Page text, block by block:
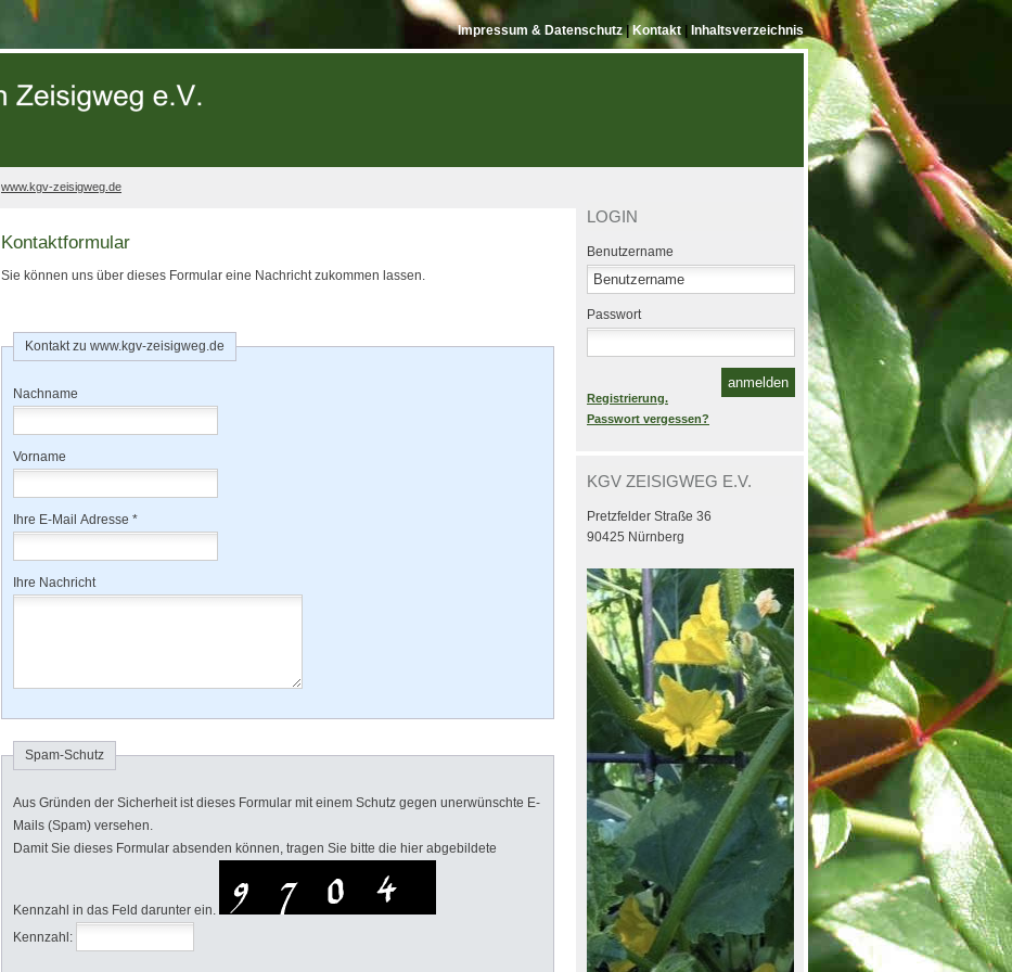
Impressum & Datenschutz | Kontakt Inhaltsverzeichnis
www.kgv-zeisigweg.de
Kontaktformular
Sie können uns über dieses Formular eine Nachricht zukommen lassen.
Kontakt zu www.kgv-zeisigweg.de
Nachname
Vorname
Ihre E-Mail Adresse *
Ihre Nachricht
Spam-Schutz
Aus Gründen der Sicherheit ist dieses Formular mit einem Schutz gegen unerwünschte E-
Mails (Spam) versehen.
Damit Sie dieses Formular absenden können, tragen Sie bitte die hier abgebildete
Kennzahl in das Feld darunter ein.
Kennzahl:
LOGIN
Benutzername
Passwort
Registrierung.
Passwort vergessen?
KGV ZEISIGWEG E.V.
Pretzfelder Straße 36
90425 Nürnberg